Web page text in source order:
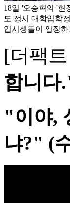
18일 '오승혁의 '현
도 정시 대학입학
입시생들이 입장
[더팩
합니다
"이야,
냐?" (